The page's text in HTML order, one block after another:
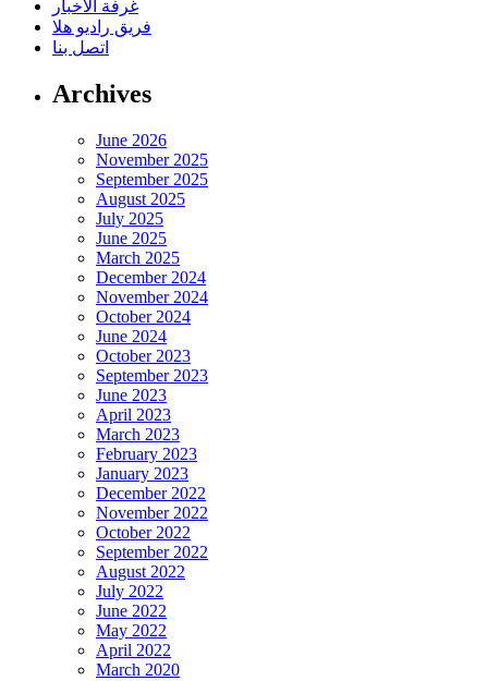
غرفة الآخبار
فريق راديو هلا
اتصل بنا
Archives
June 2026
November 2025
September 2025
August 2025
July 2025
June 2025
March 2025
December 2024
November 2024
October 2024
June 2024
October 2023
September 2023
June 2023
April 2023
March 2023
February 2023
January 2023
December 2022
November 2022
October 2022
September 2022
August 2022
July 2022
June 2022
May 2022
April 2022
March 2020